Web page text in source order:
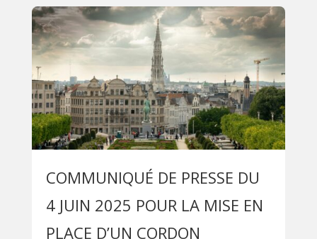
COMMUNIQUÉ DE PRESSE DU
4 JUIN 2025 POUR LA MISE EN
PLACE D’UN CORDON